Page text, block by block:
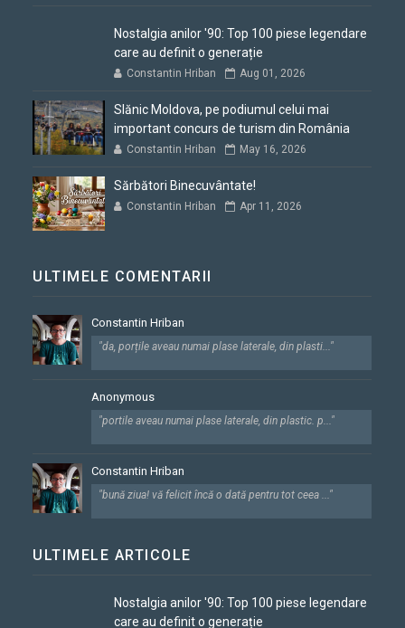
Nostalgia anilor '90: Top 100 piese legendare
care au definit o generație
Constantin Hriban Aug 01, 2026
Slănic Moldova, pe podiumul celui mai
important concurs de turism din România
Constantin Hriban May 16, 2026
Sărbători Binecuvântate!
Constantin Hriban Apr 11, 2026
ULTIMELE COMENTARII
Constantin Hriban
"da, porțile aveau numai plase laterale, din plasti..."
Anonymous
"portile aveau numai plase laterale, din plastic. p..."
Constantin Hriban
"bună ziua! vă felicit încă o dată pentru tot ceea ..."
ULTIMELE ARTICOLE
Nostalgia anilor '90: Top 100 piese legendare
care au definit o generație